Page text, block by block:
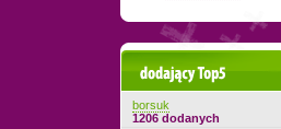
Dodający top-5
borsuk
1206 dodanych